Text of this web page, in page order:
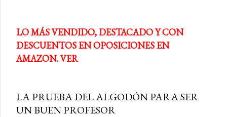
LO MÁS VENDIDO, DESTACADO Y CON
DESCUENTOS EN OPOSICIONES EN
AMAZON. VER
LA PRUEBA DEL ALGODÓN PARA SER
UN BUEN PROFESOR